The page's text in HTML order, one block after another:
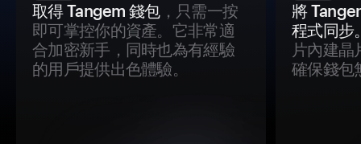
取得 Tangem 錢包，只需一按
即可掌控你的資產。它非常適
合加密新手，同時也為有經驗
的用戶提供出色體驗。
將
程式同步
片內建晶
確保錢包